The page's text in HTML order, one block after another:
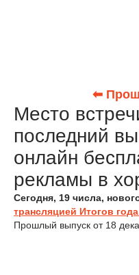
⬅
Место
последний
онлайн
рекламы в
Сегодня, 19 числа,
трансляцией Итогов
Прошлый выпуск от 18